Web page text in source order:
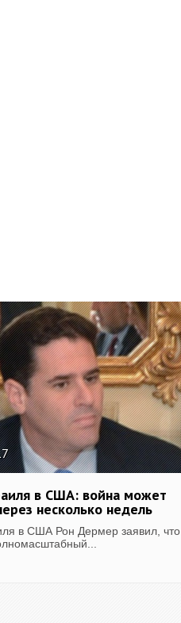
в США: война может
несколько недель
в США Рон Дермер заявил, что